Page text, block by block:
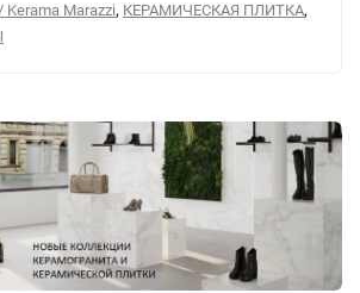
Marazzi, КЕРАМИЧЕСКАЯ ПЛИТКА,